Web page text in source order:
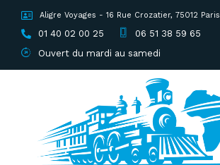
Aligre Voyages - 16 Rue Crozatier, 75012 Paris
01 40 02 00 25
06 51 38 59 65
Ouvert du mardi au samedi